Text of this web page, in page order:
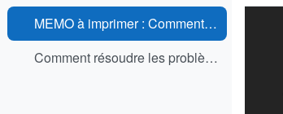
MEMO à imprimer : Comment créer un script de commande de recherche sans validation ? (PDF)
Comment résoudre les problèmes ? (PPS)